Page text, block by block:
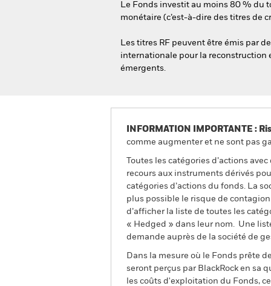
Le Fonds investit au moins 80 % du
monétaire (c’est-à-dire des titres de
Les titres RF peuvent être émis par
internationale pour la reconstruction
émergents.
INFORMATION IMPORTANTE :
comme augmenter et ne sont pas
Toutes les catégories d’actions
recours aux instruments dérivés
catégories d’actions du fonds. La
plus possible le risque de
d’afficher la liste de toutes les
« Hedged » dans leur nom. Une
demande auprès de la société de
Dans la mesure où le Fonds prête
seront perçus par BlackRock en sa
les coûts d'exploitation du Fonds,